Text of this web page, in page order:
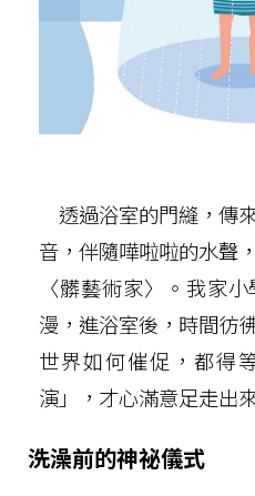
透過浴室的門縫，傳
音，伴隨嘩啦啦的水聲
〈髒藝術家〉。我家
漫，進浴室後，時間彷
世界如何催促，都得
演」，才心滿意足走出
洗澡前的神祕儀式